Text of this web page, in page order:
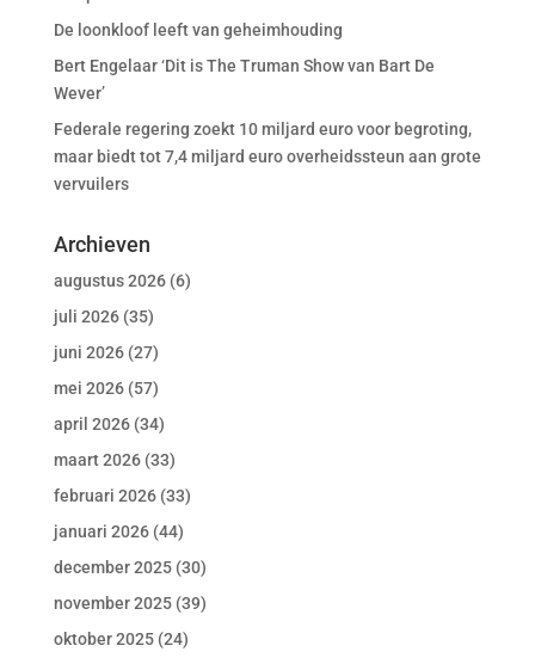
De loonkloof leeft van geheimhouding
Bert Engelaar ‘Dit is The Truman Show van Bart De
Wever’
Federale regering zoekt 10 miljard euro voor begroting,
maar biedt tot 7,4 miljard euro overheidssteun aan grote
vervuilers
Archieven
augustus 2026(6)
juli 2026(35)
juni 2026(27)
mei 2026(57)
april 2026(34)
maart 2026(33)
februari 2026(33)
januari 2026(44)
december 2025(30)
november 2025(39)
oktober 2025(24)